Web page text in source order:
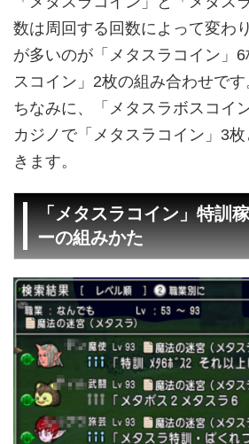
数は周回する回数によって変わ
が多いのが「メタスラコイン」
スコイン」2枚の組み合わせです
ちなみに、「メタスラボスコイ
カジノで「メタスラコイン」3
きます。
「メタスラコイン」特訓
ーの組みかた